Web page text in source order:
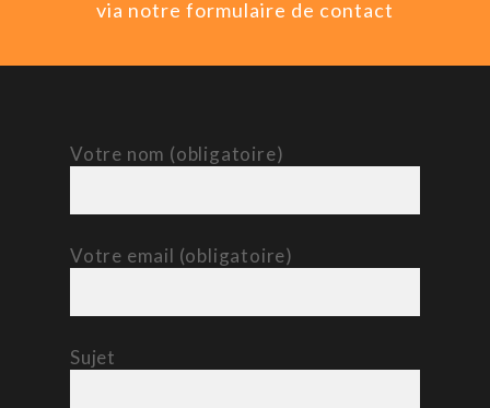
via notre formulaire de contact
Votre nom (obligatoire)
Votre email (obligatoire)
Sujet